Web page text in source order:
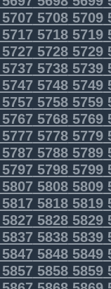
57085709
57185719
57285729
57385739
57485749
57585759
57685769
57785779
57885789
57985799
58085809
58185819
58285829
58385839
58485849
58585859